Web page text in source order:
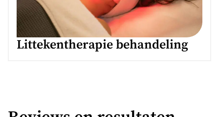
Littekentherapie behandeling